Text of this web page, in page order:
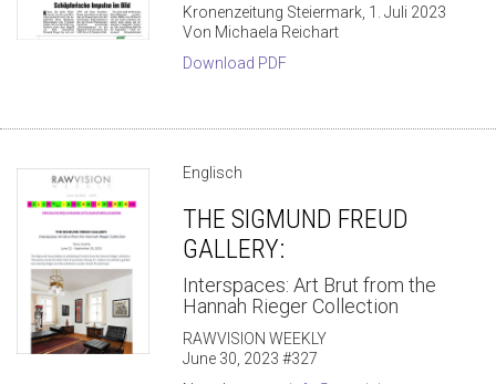
Kronenzeitung Steiermark, 1. Juli 2023
Von Michaela Reichart
Download PDF
Englisch
THE SIGMUND FREUD
GALLERY:
Interspaces: Art Brut from the
Hannah Rieger Collection
RAWVISION WEEKLY
June 30, 2023 #327